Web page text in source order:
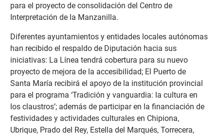
para el proyecto de consolidación del Centro de
Interpretación de la Manzanilla.
Diferentes ayuntamientos y entidades locales autónomas
han recibido el respaldo de Diputación hacia sus
iniciativas: La Línea tendrá cobertura para su nuevo
proyecto de mejora de la accesibilidad; El Puerto de
Santa María recibirá el apoyo de la institución provincial
para el programa ‘Tradición y vanguardia: la cultura en
los claustros’; además de participar en la financiación de
festividades y actividades culturales en Chipiona,
Ubrique, Prado del Rey, Estella del Marqués, Torrecera,